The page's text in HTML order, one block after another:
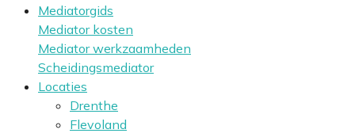
Mediatorgids
Mediator kosten
Mediator werkzaamheden
Scheidingsmediator
Locaties
Drenthe
Flevoland